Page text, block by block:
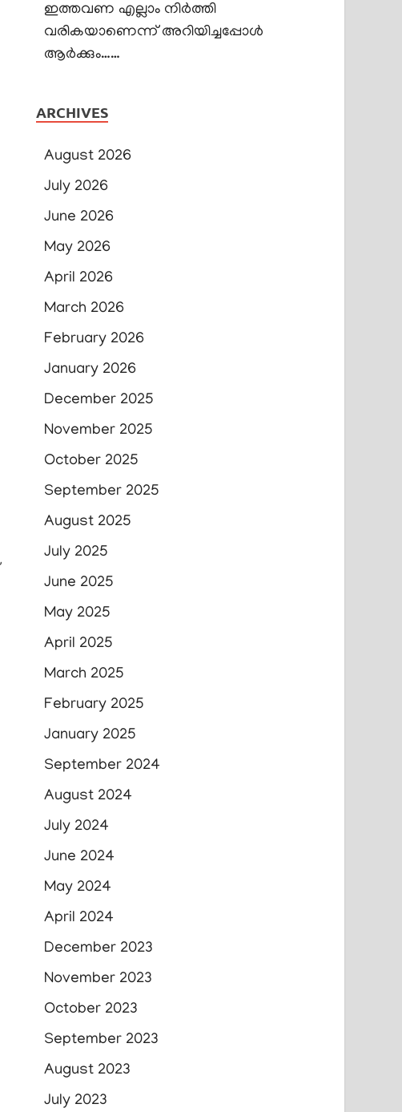
ഇത്തവണ എല്ലാം നിർത്തി
വരികയാണെന്ന് അറിയിച്ചപ്പോൾ
ആർക്കും……
ARCHIVES
August 2026
July 2026
June 2026
May 2026
April 2026
March 2026
February 2026
January 2026
December 2025
November 2025
October 2025
September 2025
August 2025
July 2025
June 2025
May 2025
April 2025
March 2025
February 2025
January 2025
September 2024
August 2024
July 2024
June 2024
May 2024
April 2024
December 2023
November 2023
October 2023
September 2023
August 2023
July 2023